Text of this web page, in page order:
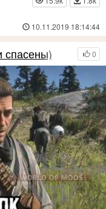
10.11.2019 18:14:44
0
спасены)